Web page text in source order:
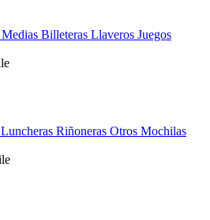
Medias Billeteras Llaveros Juegos
Luncheras Riñoneras Otros Mochilas